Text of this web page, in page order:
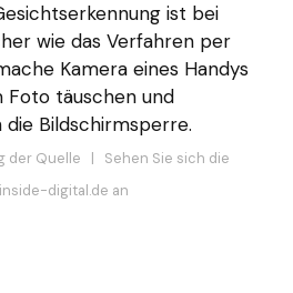
ist bei
wie das Verfahren per
Kamera eines Handys
Foto täuschen und
Bildschirmsperre.
der Quelle | Sehen Sie sich die
digital.de an